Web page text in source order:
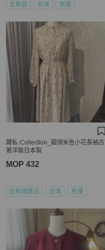
全新品 台灣 免運
藏私·Collection_圓領米色小花長袖古
著洋裝日本製
MOP 432
近新閒置品 台灣 免運